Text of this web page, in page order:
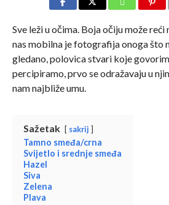
Sve leži u očima. Boja očiju može
nas mobilna je fotografija onoga što
gledano, polovica stvari koje
percipiramo, prvo se odražavaju u
nam najbliže umu.
Sažetak sakrij
Tamno smeđa/crna
Svijetlo i srednje smeđa
Hazel
Siva
Zelena
Plava